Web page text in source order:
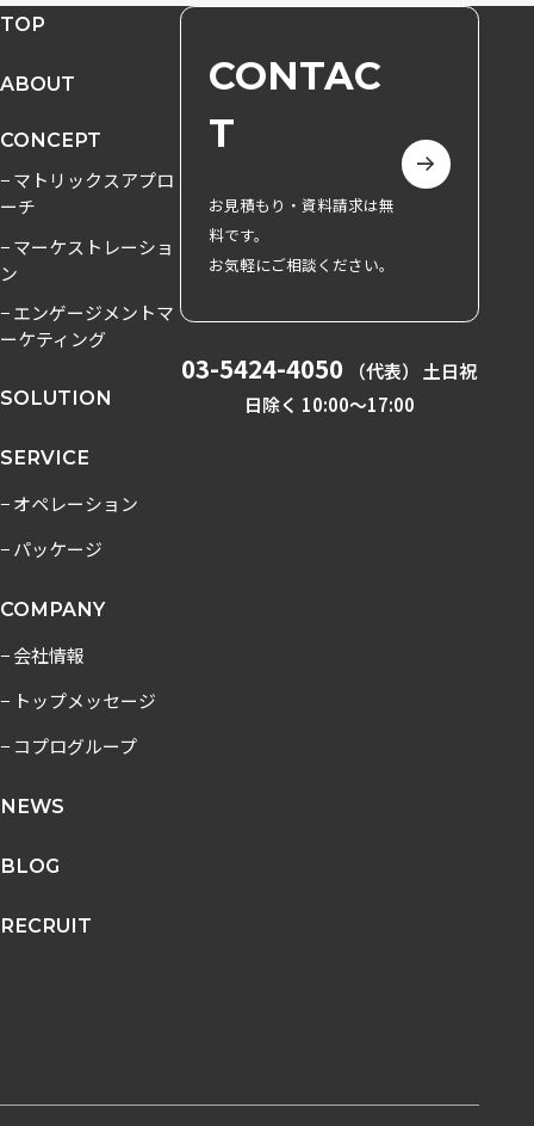
TOP
ABOUT
CONCEPT
− マトリックスアプロ
ーチ
− マーケストレーショ
ン
− エンゲージメントマ
ーケティング
SOLUTION
SERVICE
− オペレーション
− パッケージ
COMPANY
− 会社情報
− トップメッセージ
− コプログループ
NEWS
BLOG
RECRUIT
CONTAC
T
お見積もり・資料請求は無
料です。
お気軽にご相談ください。
03-5424-4050
（代表） 土日祝
日除く 10:00〜17:00